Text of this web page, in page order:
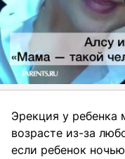
Эрекция у ребенка
возрасте из-за
если ребенок